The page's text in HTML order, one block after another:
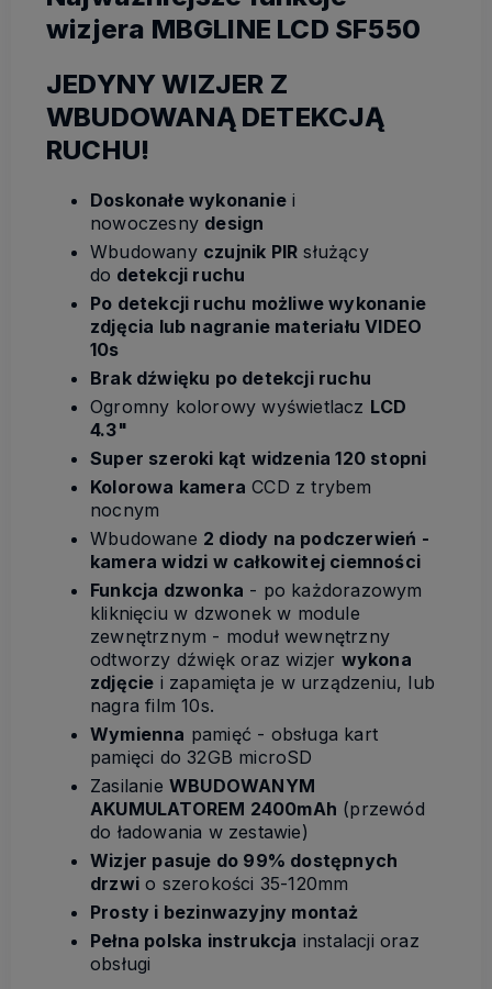
wizjera MBGLINE LCD SF550
JEDYNY WIZJER Z
WBUDOWANĄ DETEKCJĄ
RUCHU!
Doskonałe wykonaniei
nowoczesny design
Wbudowany czujnik PIR służący
do detekcji ruchu
Po detekcji ruchu możliwe wykonanie
zdjęcia lub nagranie materiału VIDEO
10s
Brak dźwięku po detekcji ruchu
Ogromny kolorowy wyświetlacz LCD
4.3"
Super szeroki kąt widzenia 120 stopni
Kolorowa kamera CCD z trybem
nocnym
Wbudowane 2 diody na podczerwień -
kamera widzi w całkowitej ciemności
Funkcja dzwonka - po każdorazowym
kliknięciu w dzwonek w module
zewnętrznym - moduł wewnętrzny
odtworzy dźwięk oraz wizjer wykona
zdjęcie i zapamięta je w urządzeniu, lub
nagra film 10s.
Wymienna pamięć - obsługa kart
pamięci do 32GB microSD
Zasilanie WBUDOWANYM
AKUMULATOREM 2400mAh (przewód
do ładowania w zestawie)
Wizjer pasuje do 99% dostępnych
drzwi o szerokości 35-120mm
Prosty i bezinwazyjny montaż
Pełna polska instrukcja instalacji oraz
obsługi